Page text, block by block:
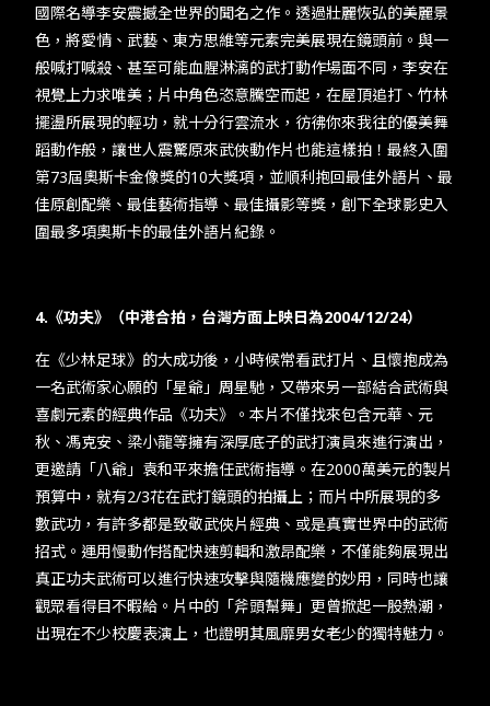
國際名導李安震撼全世界的聞名之作。透過壯麗恢弘的美麗景
色，將愛情、武藝、東方思維等元素完美展現在鏡頭前。與一
般喊打喊殺、甚至可能血腥淋漓的武打動作場面不同，李安在
視覺上力求唯美；片中角色恣意騰空而起，在屋頂追打、竹林
擺盪所展現的輕功，就十分行雲流水，彷彿你來我往的優美舞
蹈動作般，讓世人震驚原來武俠動作片也能這樣拍！最終入圍
第73屆奧斯卡金像獎的10大獎項，並順利抱回最佳外語片、最
佳原創配樂、最佳藝術指導、最佳攝影等獎，創下全球影史入
圍最多項奧斯卡的最佳外語片紀錄。
4.《功夫》（中港合拍，台灣方面上映日為2004/12/24）
在《少林足球》的大成功後，小時候常看武打片、且懷抱成為
一名武術家心願的「星爺」周星馳，又帶來另一部結合武術與
喜劇元素的經典作品《功夫》。本片不僅找來包含元華、元
秋、馮克安、梁小龍等擁有深厚底子的武打演員來進行演出，
更邀請「八爺」袁和平來擔任武術指導。在2000萬美元的製片
預算中，就有2/3花在武打鏡頭的拍攝上；而片中所展現的多
數武功，有許多都是致敬武俠片經典、或是真實世界中的武術
招式。運用慢動作搭配快速剪輯和激昂配樂，不僅能夠展現出
真正功夫武術可以進行快速攻擊與隨機應變的妙用，同時也讓
觀眾看得目不暇給。片中的「斧頭幫舞」更曾掀起一股熱潮，
出現在不少校慶表演上，也證明其風靡男女老少的獨特魅力。